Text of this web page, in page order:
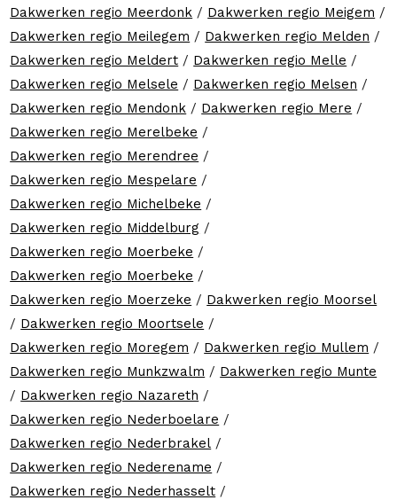
Dakwerken regio Meerdonk / Dakwerken regio Meigem /
Dakwerken regio Meilegem / Dakwerken regio Melden /
Dakwerken regio Meldert / Dakwerken regio Melle /
Dakwerken regio Melsele / Dakwerken regio Melsen /
Dakwerken regio Mendonk / Dakwerken regio Mere /
Dakwerken regio Merelbeke /
Dakwerken regio Merendree /
Dakwerken regio Mespelare /
Dakwerken regio Michelbeke /
Dakwerken regio Middelburg /
Dakwerken regio Moerbeke /
Dakwerken regio Moerbeke /
Dakwerken regio Moerzeke / Dakwerken regio Moorsel
/ Dakwerken regio Moortsele /
Dakwerken regio Moregem / Dakwerken regio Mullem /
Dakwerken regio Munkzwalm / Dakwerken regio Munte
/ Dakwerken regio Nazareth /
Dakwerken regio Nederboelare /
Dakwerken regio Nederbrakel /
Dakwerken regio Nederename /
Dakwerken regio Nederhasselt /